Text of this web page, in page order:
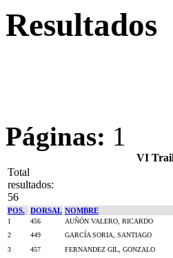
Resultados
Páginas: 1
VI
Total
resultados:
56
POS. DORSAL NOMBRE
1 456 AUÑÓN VALERO, RICARDO
2
449 GARCÍA SORIA, SANTIAGO
3
457 FERNANDEZ GIL, GONZALO